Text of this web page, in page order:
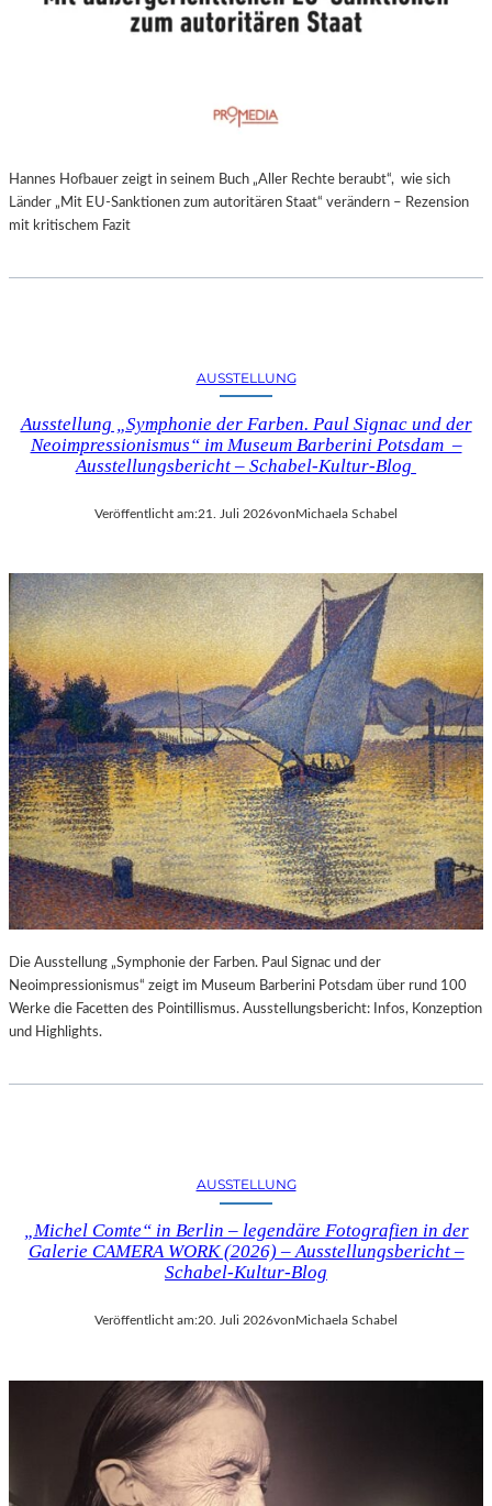
Hannes Hofbauer zeigt in seinem Buch „Aller Rechte beraubt“, wie sich
Länder „Mit EU-Sanktionen zum autoritären Staat“ verändern – Rezension
mit kritischem Fazit
AUSSTELLUNG
Ausstellung „Symphonie der Farben. Paul Signac und der
Neoimpressionismus“ im Museum Barberini Potsdam –
Ausstellungsbericht – Schabel-Kultur-Blog
Veröffentlicht am:21. Juli 2026vonMichaela Schabel
Die Ausstellung „Symphonie der Farben. Paul Signac und der
Neoimpressionismus“ zeigt im Museum Barberini Potsdam über rund 100
Werke die Facetten des Pointillismus. Ausstellungsbericht: Infos, Konzeption
und Highlights.
AUSSTELLUNG
„Michel Comte“ in Berlin – legendäre Fotografien in der
Galerie CAMERA WORK (2026) – Ausstellungsbericht –
Schabel-Kultur-Blog
Veröffentlicht am:20. Juli 2026von Michaela Schabel